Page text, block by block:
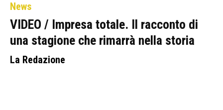
News
VIDEO / Impresa totale. Il racconto di
una stagione che rimarrà nella storia
La Redazione